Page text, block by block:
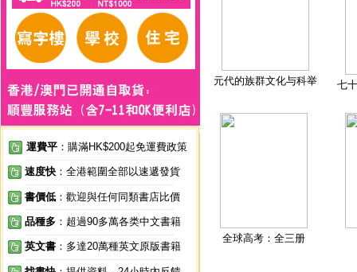
運費平 ：購滿HK$200起免運費政策
速度快 ：全港範圍全部以速遞發貨
書價低 ：歡迎與任何同類書店比價
品種多 ：超過90多萬各类中文書籍
英文書 ：多達20萬種英文原版書籍
元代的族群文化与科举 七
全球高考：全三册